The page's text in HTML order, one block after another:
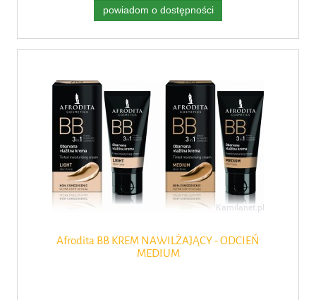
powiadom o dostępności
Afrodita BB KREM NAWILŻAJĄCY - ODCIEŃ
MEDIUM